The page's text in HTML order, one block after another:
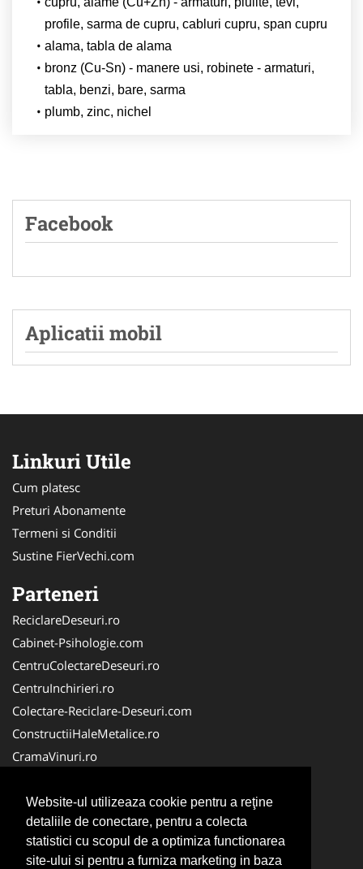
Website-ul utilizeaza cookie pentru a reţine
detaliile de conectare, pentru a colecta
statistici cu scopul de a optimiza functionarea
site-ului si pentru a furniza marketing in baza
profile, sarma de cupru, cabluri cupru, span cupru
alama, tabla de alama
bronz (Cu-Sn) - manere usi, robinete - armaturi,
tabla, benzi, bare, sarma
plumb, zinc, nichel
Facebook
Aplicatii mobil
Linkuri Utile
Cum platesc
Preturi Abonamente
Termeni si Conditii
Sustine FierVechi.com
Parteneri
ReciclareDeseuri.ro
Cabinet-Psihologie.com
CentruColectareDeseuri.ro
CentruInchirieri.ro
Colectare-Reciclare-Deseuri.com
ConstructiiHaleMetalice.ro
CramaVinuri.ro
ColectareDeseuriMedicale.com
Cabinet Privat
Cabinet-Individual.ro